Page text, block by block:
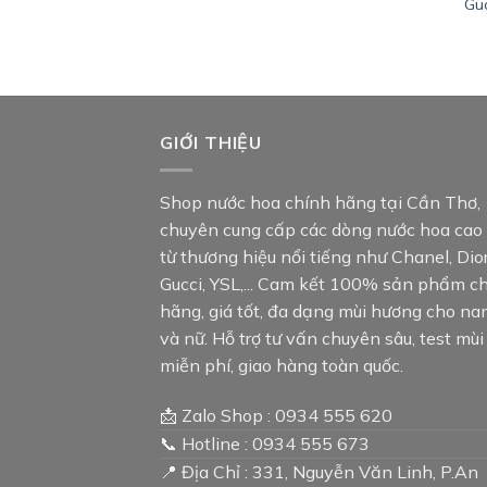
GIỚI THIỆU
Shop nước hoa chính hãng tại Cần Thơ,
chuyên cung cấp các dòng nước hoa cao
từ thương hiệu nổi tiếng như Chanel,
Gucci, YSL,... Cam kết 100% sản phẩm
hãng, giá tốt, đa dạng mùi hương cho
và nữ. Hỗ trợ tư vấn chuyên sâu, test mùi
miễn phí, giao hàng toàn quốc.
📩 Zalo Shop : 0934 555 620
📞 Hotline : 0934 555 673
📍 Địa Chỉ : 331, Nguyễn Văn Linh, P.An